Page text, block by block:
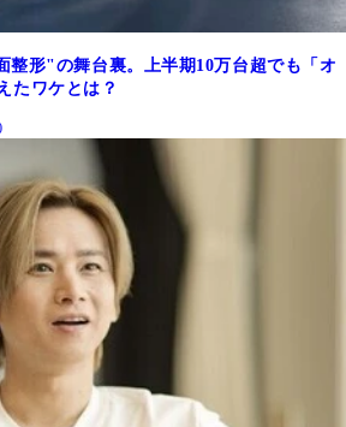
整形"の舞台裏。上半期10万台超でも「オ
たワケとは？